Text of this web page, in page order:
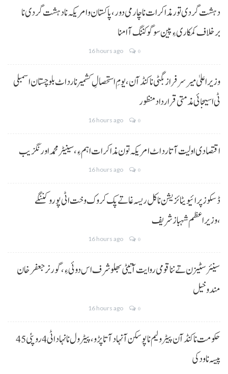
دہشت گردی تور مذاکرات نا چارمی دور،پاکستان و امریکہ نا دہشت گردی نا
برخلاف کمکاری ءِ پین سوگو کننگ آ امنا
16 hours ago 0
وزیراعلیٰ میر سرفراز بگٹی نا کنڈ آن،یومِ استحصالِ کشمیر نا رد اٹ بلوچستان اسمبلی
ٹی اسیجائی مذمتی قرارداد منظور
16 hours ago 0
اقتصادی اولیت آتا رد اٹ امریکہ تون مذاکرات اہم ءِ،سینیٹر محمد اورنگزیب
16 hours ago 0
ڈسکوز پرائیویٹائزیشن نا کل ریسہ غاتے پک کروک وخت اٹی پورو کننگے
،وزیراعظم شہباز شریف
16 hours ago 0
سینئر سٹیزن تے ننا قومی روایت آتیٹی بھلو شرف اس دوئی ءِ،گورنر جعفرخان
مندوخیل
16 hours ago 0
حکومت نا کنڈ آن پیٹرولیم نا پوسکن آ نہاد آتا پڑو،پیٹرول نا نہاد اٹی 4 روپئی 45
پیسہ نا ودکی